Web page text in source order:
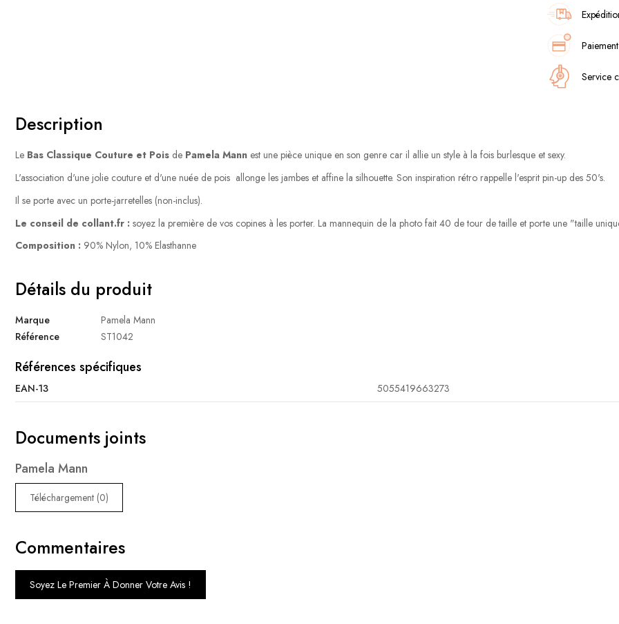
Service
Description
Le Bas Classique Couture et Pois de Pamela Mann est une pièce unique en son genre car il allie un style à la fois burlesque et sexy.
L'association d'une jolie couture et d'une nuée de pois allonge les jambes et affine la silhouette. Son inspiration rétro rappelle l'esprit pin-up des 50's.
Il se porte avec un porte-jarretelles (non-inclus).
Le conseil de collant.fr : soyez la première de vos copines à les porter. La mannequin de la photo fait 40 de tour de taille et porte une "taille
Composition : 90% Nylon, 10% Elasthanne
Détails du produit
Marque
Pamela Mann
Référence
ST1042
Références spécifiques
EAN-13 5055419663273
Documents joints
Pamela Mann
Téléchargement (0)
Commentaires
Soyez Le Premier À Donner Votre Avis !